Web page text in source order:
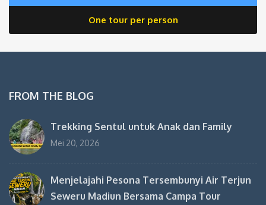
One tour per person
FROM THE BLOG
Trekking Sentul untuk Anak dan Family
Mei 20, 2026
Menjelajahi Pesona Tersembunyi Air Terjun
Seweru Madiun Bersama Campa Tour